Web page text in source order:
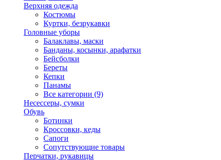
Верхняя одежда
Костюмы
Куртки, безрукавки
Головные уборы
Балаклавы, маски
Банданы, косынки, арафатки
Бейсболки
Береты
Кепки
Панамы
Все категории (9)
Несессеры, сумки
Обувь
Ботинки
Кроссовки, кеды
Сапоги
Сопутствующие товары
Перчатки, рукавицы